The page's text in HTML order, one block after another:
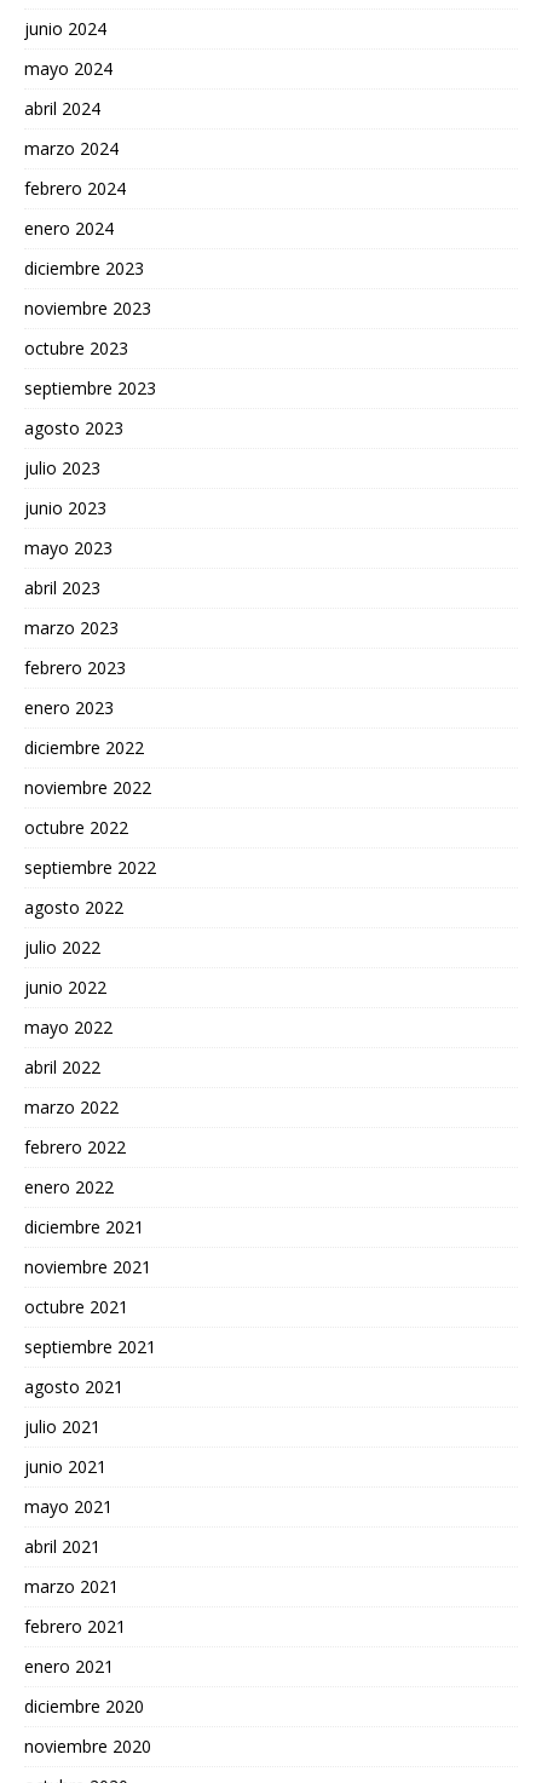
junio 2024
mayo 2024
abril 2024
marzo 2024
febrero 2024
enero 2024
diciembre 2023
noviembre 2023
octubre 2023
septiembre 2023
agosto 2023
julio 2023
junio 2023
mayo 2023
abril 2023
marzo 2023
febrero 2023
enero 2023
diciembre 2022
noviembre 2022
octubre 2022
septiembre 2022
agosto 2022
julio 2022
junio 2022
mayo 2022
abril 2022
marzo 2022
febrero 2022
enero 2022
diciembre 2021
noviembre 2021
octubre 2021
septiembre 2021
agosto 2021
julio 2021
junio 2021
mayo 2021
abril 2021
marzo 2021
febrero 2021
enero 2021
diciembre 2020
noviembre 2020